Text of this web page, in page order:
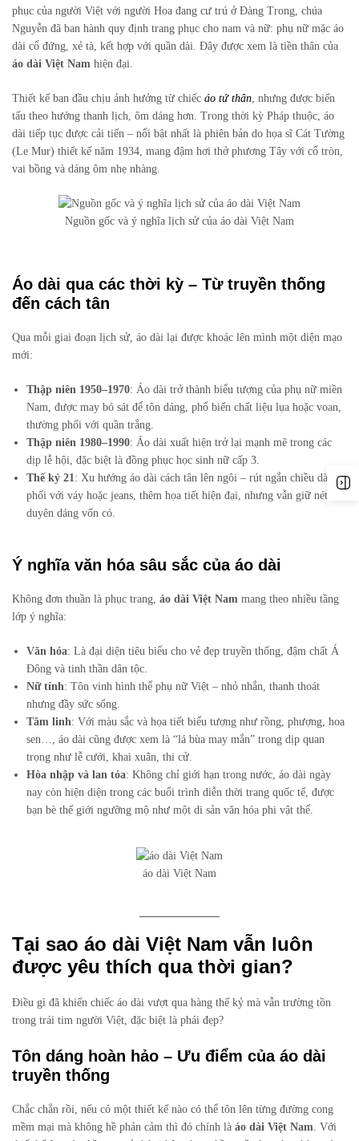
phục của người Việt với người Hoa đang cư trú ở Đàng Trong, chúa
Nguyễn đã ban hành quy định trang phục cho nam và nữ: phụ nữ mặc áo
dài cổ đứng, xẻ tà, kết hợp với quần dài. Đây được xem là tiền thân của
áo dài Việt Nam hiện đại.
Thiết kế ban đầu chịu ảnh hưởng từ chiếc áo tứ thân , nhưng được biến
tấu theo hướng thanh lịch, ôm dáng hơn. Trong thời kỳ Pháp thuộc, áo
dài tiếp tục được cải tiến – nổi bật nhất là phiên bản do họa sĩ Cát Tường
(Le Mur) thiết kế năm 1934, mang đậm hơi thở phương Tây với cổ tròn,
vai bồng và dáng ôm nhẹ nhàng.
Nguồn gốc và ý nghĩa lịch sử của áo dài Việt Nam
Áo dài qua các thời kỳ – Từ truyền thống
đến cách tân
Qua mỗi giai đoạn lịch sử, áo dài lại được khoác lên mình một diện mạo
mới:
Thập niên 1950–1970: Áo dài trở thành biểu tượng của phụ nữ miền
Nam, được may bó sát để tôn dáng, phổ biến chất liệu lụa hoặc voan,
thường phối với quần trắng.
Thập niên 1980–1990: Áo dài xuất hiện trở lại mạnh mẽ trong các
dịp lễ hội, đặc biệt là đồng phục học sinh nữ cấp 3.
Thế kỷ 21 : Xu hướng áo dài cách tân lên ngôi – rút ngắn chiều dài,
phối với váy hoặc jeans, thêm họa tiết hiện đại, nhưng vẫn giữ nét
duyên dáng vốn có.
Ý nghĩa văn hóa sâu sắc của áo dài
Không đơn thuần là phục trang, áo dài Việt Nam mang theo nhiều tầng
lớp ý nghĩa:
Văn hóa: Là đại diện tiêu biểu cho vẻ đẹp truyền thống, đậm chất Á
Đông và tinh thần dân tộc.
Nữ tính: Tôn vinh hình thể phụ nữ Việt – nhỏ nhắn, thanh thoát
nhưng đầy sức sống.
Tâm linh: Với màu sắc và họa tiết biểu tượng như rồng, phượng, hoa
sen…, áo dài cũng được xem là “lá bùa may mắn” trong dịp quan
trọng như lễ cưới, khai xuân, thi cử.
Hòa nhập và lan tỏa: Không chỉ giới hạn trong nước, áo dài ngày
nay còn hiện diện trong các buổi trình diễn thời trang quốc tế, được
bạn bè thế giới ngưỡng mộ như một di sản văn hóa phi vật thể.
áo dài Việt Nam
Tại sao áo dài Việt Nam vẫn luôn
được yêu thích qua thời gian?
Điều gì đã khiến chiếc áo dài vượt qua hàng thế kỷ mà vẫn trường tồn
trong trái tim người Việt, đặc biệt là phái đẹp?
Tôn dáng hoàn hảo – Ưu điểm của áo dài
truyền thống
Chắc chắn rồi, nếu có một thiết kế nào có thể tôn lên từng đường cong
mềm mại mà không hề phản cảm thì đó chính là áo dài Việt Nam . Với